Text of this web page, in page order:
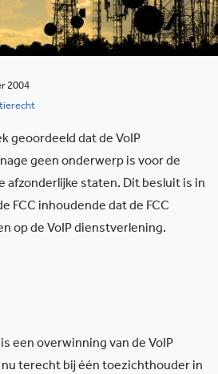
2004
geoordeeld dat de VoIP
geen onderwerp is voor de
afzonderlijke staten. Dit besluit is in
FCC inhoudende dat de FCC
op de VoIP dienstverlening.
een overwinning van de VoIP
terecht bij één toezichthouder in